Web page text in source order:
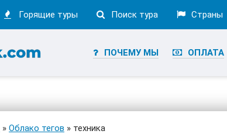
Горящие туры Поиск тура Страны
ПОЧЕМУ МЫ ОПЛАТА
» Облако тегов » техника